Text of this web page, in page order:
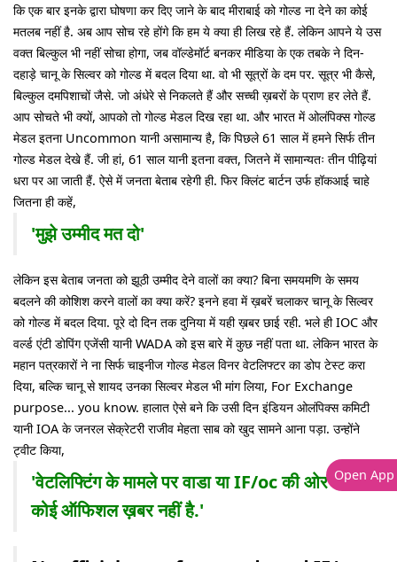
कि एक बार इनके द्वारा घोषणा कर दिए जाने के बाद मीराबाई को गोल्ड ना देने का कोई
मतलब नहीं है. अब आप सोच रहे होंगे कि हम ये क्या ही लिख रहे हैं. लेकिन आपने ये उस
वक्त बिल्कुल भी नहीं सोचा होगा, जब वॉल्डेमॉर्ट बनकर मीडिया के एक तबके ने दिन-
दहाड़े चानू के सिल्वर को गोल्ड में बदल दिया था. वो भी सूत्रों के दम पर. सूत्र भी कैसे,
बिल्कुल दमपिशाचों जैसे. जो अंधेरे से निकलते हैं और सच्ची ख़बरों के प्राण हर लेते हैं.
आप सोचते भी क्यों, आपको तो गोल्ड मेडल दिख रहा था. और भारत में ओलंपिक्स गोल्ड
मेडल इतना Uncommon यानी असामान्य है, कि पिछले 61 साल में हमने सिर्फ तीन
गोल्ड मेडल देखे हैं. जी हां, 61 साल यानी इतना वक्त, जितने में सामान्यतः तीन पीढ़ियां
धरा पर आ जाती हैं. ऐसे में जनता बेताब रहेगी ही. फिर क्लिंट बार्टन उर्फ हॉकआई चाहे
जितना ही कहें,
'मुझे उम्मीद मत दो'
लेकिन इस बेताब जनता को झूठी उम्मीद देने वालों का क्या? बिना समयमणि के समय
बदलने की कोशिश करने वालों का क्या करें? इनने हवा में ख़बरें चलाकर चानू के सिल्वर
को गोल्ड में बदल दिया. पूरे दो दिन तक दुनिया में यही ख़बर छाई रही. भले ही IOC और
वर्ल्ड एंटी डोपिंग एजेंसी यानी WADA को इस बारे में कुछ नहीं पता था. लेकिन भारत के
महान पत्रकारों ने ना सिर्फ चाइनीज गोल्ड मेडल विनर वेटलिफ्टर का डोप टेस्ट करा
दिया, बल्कि चानू से शायद उनका सिल्वर मेडल भी मांग लिया, For Exchange
purpose... you know. हालात ऐसे बने कि उसी दिन इंडियन ओलंपिक्स कमिटी
यानी IOA के जनरल सेक्रेटरी राजीव मेहता साब को खुद सामने आना पड़ा. उन्होंने
ट्वीट किया,
'वेटलिफ्टिंग के मामले पर वाडा या IF/oc की ओर से
कोई ऑफिशल ख़बर नहीं है.'
Open App